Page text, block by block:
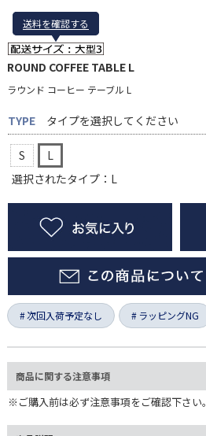
送料を確認する
送料を確認する
ROUND COFFEE TABLE L
ラウンド コーヒー テーブル L
TYPE
タイプを選択してください
S
L
選択されたタイプ：L
次回入荷予定なし ラッピングNG
商品に関する注意事項
※ご購入前は必ず注意事項をご確認下さい。